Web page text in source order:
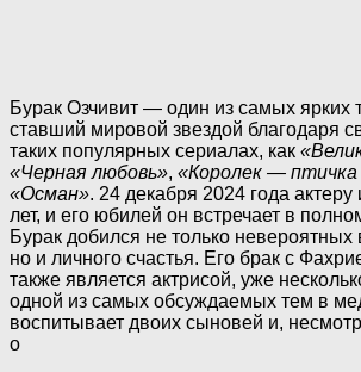
Бурак Озчивит — один из самых ярких
ставший мировой звездой благодаря
таких популярных сериалах, как
«Черная любовь», «Королек — птичка
«Осман». 24 декабря 2024 года актеру
лет, и его юбилей он встречает в
Бурак добился не только невероятных
но и личного счастья. Его брак с
также является актрисой, уже
одной из самых обсуждаемых тем в
воспитывает двоих сыновей и,
о